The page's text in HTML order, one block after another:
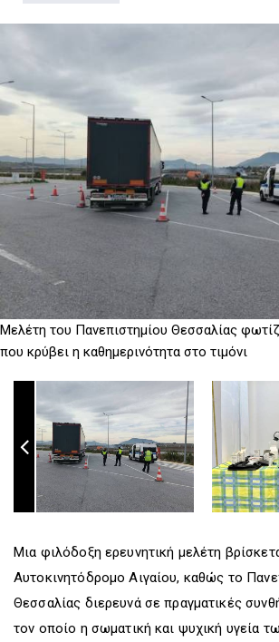
O
R
I
G
E
R
W
I
G
R
O
R
G
G
E
R
Μελέτη του Πανεπιστημίου Θεσσαλίας
που κρύβει η καθημερινότητα στο τιμόνι
Μια φιλόδοξη ερευνητική μελέτη
Αυτοκινητόδρομο Αιγαίου, καθώς το
Θεσσαλίας διερευνά σε πραγματικές
τον οποίο η σωματική και ψυχική υγεία